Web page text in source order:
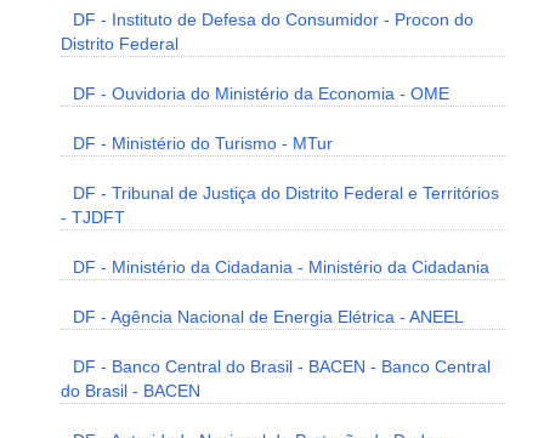
DF - Instituto de Defesa do Consumidor - Procon do
Distrito Federal
DF - Ouvidoria do Ministério da Economia - OME
DF - Ministério do Turismo - MTur
DF - Tribunal de Justiça do Distrito Federal e Territórios
- TJDFT
DF - Ministério da Cidadania - Ministério da Cidadania
DF - Agência Nacional de Energia Elétrica - ANEEL
DF - Banco Central do Brasil - BACEN - Banco Central
do Brasil - BACEN